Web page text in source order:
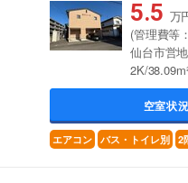
5.5 万
(管理費等
仙台市営
2K/
空室状
エアコン バス・トイレ別 2